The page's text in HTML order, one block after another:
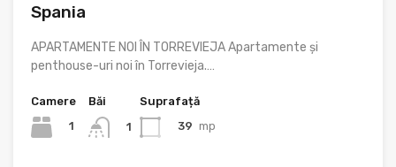
Spania
APARTAMENTE NOI ÎN TORREVIEJA Apartamente și
penthouse-uri noi în Torrevieja.…
Camere
1
Băi
1
Suprafață
39 mp